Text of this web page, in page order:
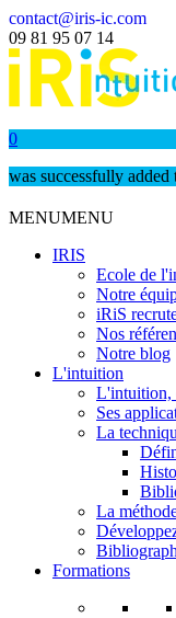
contact@iris-ic.com
09 81 95 07 14
0
was successfully added
MENUMENU
IRIS
Ecole de
Notre
iRiS
Nos
Notre blog
L'intuition
L'intuition,
Ses
La
La
Formations